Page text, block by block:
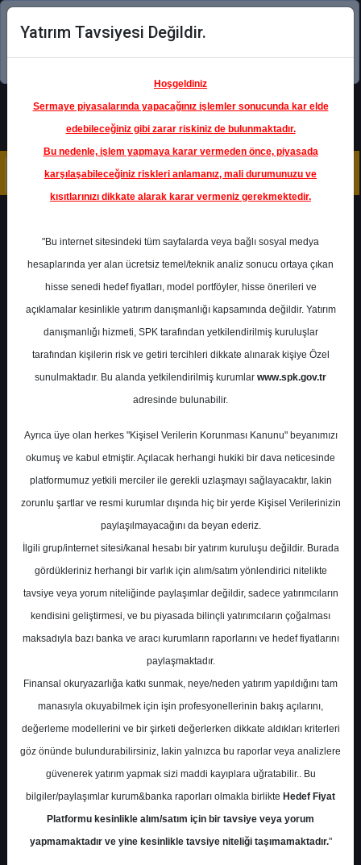
Şimdi uygulamayı indirin!
ISCTR- TÜRKİYE İŞ BANKASI
A.Ş.
Hedef Fiyat 20.00 ₺
Getiri
%0.00
0 4
En Yüksek Tahmin
Ortalama Fiyat Tahmini
Ortalama Getiri Potansiyeli
Kurum Sayısı
21
10 1
Paralel
Get.
3
Üstü
Get.
4
Yok
1
Yatırım Tavsiyesi Değildir.
Hoşgeldiniz
Sermaye piyasalarında yapacağınız işlemler sonucunda kar elde
edebileceğiniz gibi zarar riskiniz de bulunmaktadır.
Bu nedenle, işlem yapmaya karar vermeden önce, piyasada
karşılaşabileceğiniz riskleri anlamanız, mali durumunuzu ve
kısıtlarınızı dikkate alarak karar vermeniz gerekmektedir.
"Bu internet sitesindeki tüm sayfalarda veya bağlı sosyal medya
hesaplarında yer alan ücretsiz temel/teknik analiz sonucu ortaya çıkan
hisse senedi hedef fiyatları, model portföyler, hisse önerileri ve
açıklamalar kesinlikle yatırım danışmanlığı kapsamında değildir. Yatırım
danışmanlığı hizmeti, SPK tarafından yetkilendirilmiş kuruluşlar
tarafından kişilerin risk ve getiri tercihleri dikkate alınarak kişiye Özel
sunulmaktadır. Bu alanda yetkilendirilmiş kurumlar www.spk.gov.tr
adresinde bulunabilir.
Ayrıca üye olan herkes "Kişisel Verilerin Korunması Kanunu" beyanımızı
okumuş ve kabul etmiştir. Açılacak herhangi hukiki bir dava neticesinde
platformumuz yetkili merciler ile gerekli uzlaşmayı sağlayacaktır, lakin
zorunlu şartlar ve resmi kurumlar dışında hiç bir yerde Kişisel Verilerinizin
paylaşılmayacağını da beyan ederiz.
İlgili grup/internet sitesi/kanal hesabı bir yatırım kuruluşu değildir. Burada
gördükleriniz herhangi bir varlık için alım/satım yönlendirici nitelikte
tavsiye veya yorum niteliğinde paylaşımlar değildir, sadece yatırımcıların
kendisini geliştirmesi, ve bu piyasada bilinçli yatırımcıların çoğalması
maksadıyla bazı banka ve aracı kurumların raporlarını ve hedef fiyatlarını
paylaşmaktadır.
Finansal okuryazarlığa katkı sunmak, neye/neden yatırım yapıldığını tam
manasıyla okuyabilmek için işin profesyonellerinin bakış açılarını,
değerleme modellerini ve bir şirketi değerlerken dikkate aldıkları kriterleri
göz önünde bulundurabilirsiniz, lakin yalnızca bu raporlar veya analizlere
güvenerek yatırım yapmak sizi maddi kayıplara uğratabilir.. Bu
bilgiler/paylaşımlar kurum&banka raporları olmakla birlikte Hedef Fiyat
Platformu kesinlikle alım/satım için bir tavsiye veya yorum
yapmamaktadır ve yine kesinlikle tavsiye niteliği taşımamaktadır."